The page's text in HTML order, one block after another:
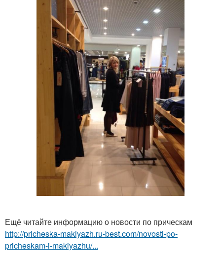
Ещё читайте информацию о новости по прическам
http://pricheska-makiyazh.ru-best.com/novosti-po-
pricheskam-i-makiyazhu/...